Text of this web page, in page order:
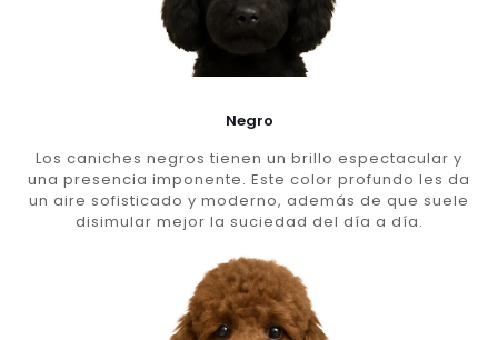
Negro
Los caniches negros tienen un brillo espectacular y
una presencia imponente. Este color profundo les da
un aire sofisticado y moderno, además de que suele
disimular mejor la suciedad del día a día.